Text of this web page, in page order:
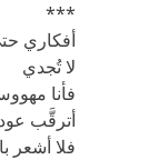
***
أفكاري
لا تُجدي
فأنا
أترقَّب
فلا أشعر